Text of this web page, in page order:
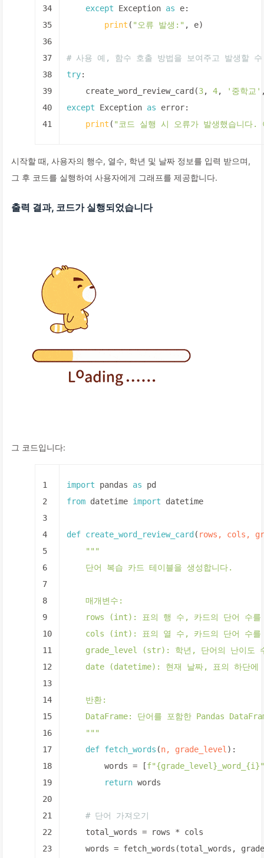
34
35
36
37
38
39
40
41
except Exception as e:
print ( "오류 발생:" , e)
# 사용 예, 함수 호출 방법을 보여주고 발생할 수
try:
    create_word_review_card(
3, 4, '중학교'
except Exception as error:
print ( "코드 실행 시 오류가 발생했습니다.
시작할 때, 사용자의 행수, 열수, 학년 및 날짜 정보를 입력 받으며,
그 후 코드를 실행하여 사용자에게 그래프를 제공합니다.
출력 결과, 코드가 실행되었습니다
그 코드입니다:
1
2
3
4
5
6
7
8
9
10
11
12
13
14
15
16
17
18
19
20
21
22
23
import pandas as pd
from datetime import datetime
def create_word_review_card ( rows, cols,
"""
    단어 복습 카드 테이블을 생성합니다.
    매개변수:
rows (int): 표의 행 수, 카드의 단어 수를
cols (int): 표의 열 수, 카드의 단어 수를
grade_level (str): 학년, 단어의 난이도
date (datetime): 현재 날짜, 표의 하단에
    반환:
DataFrame: 단어를 포함한 Pandas
    """
def fetch_words (n, grade_level ):
        words = [
f"{grade_level} _word_ {i}"
return words
# 단어 가져오기
    total_words = rows * cols
words = fetch_words(total_words,